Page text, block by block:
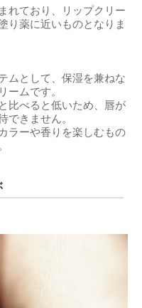
れており、リップクリー
り薬に近いものとなりま
ムとして、保湿を兼ねな
ームです。
比べると低いため、唇が
できません。
ラーや香りを楽しむもの